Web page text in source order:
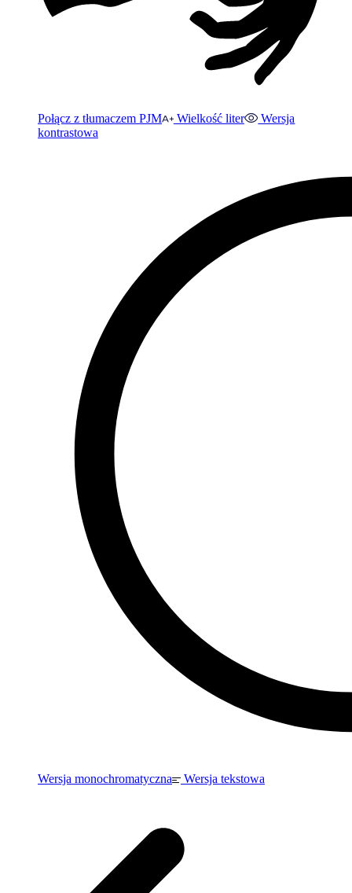
Połącz z tłumaczem PJM Wielkość liter
Wersja
kontrastowa
Wersja monochromatyczna Wersja tekstowa